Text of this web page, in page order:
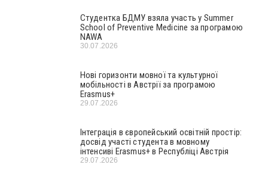
Студентка БДМУ взяла участь у Summer
School of Preventive Medicine за програмою
NAWA
30.07.2026
Нові горизонти мовної та культурної
мобільності в Австрії за програмою
Erasmus+
29.07.2026
Інтеграція в європейський освітній простір:
досвід участі студента в мовному
інтенсиві Erasmus+ в Республіці Австрія
29.07.2026